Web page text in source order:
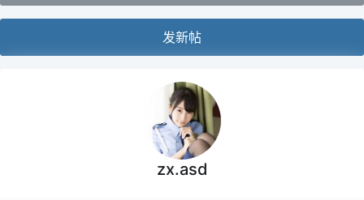
发新帖
zx.asd